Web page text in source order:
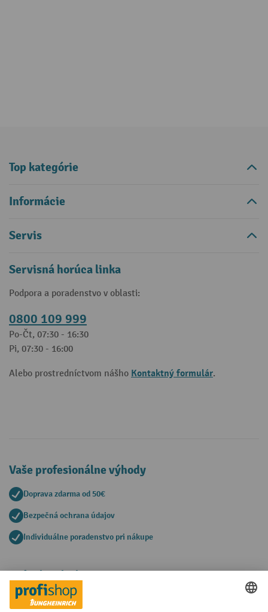
Top kategórie
Informácie
Servis
Servisná horúca linka
Podpora a poradenstvo v oblasti:
0800 109 999
Po-Čt, 07:30 - 16:30
Pi, 07:30 - 16:00
Alebo prostredníctvom nášho Kontaktný formulár.
Vaše profesionálne výhody
Doprava zdarma od 50€
Bezpečná ochrana údajov
Individuálne poradenstvo pri nákupe
Spôsoby platby